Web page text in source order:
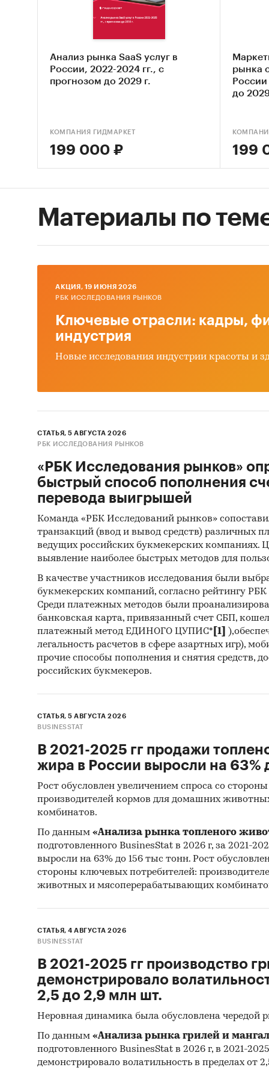
В
2020
В
B2G
АНО
Анализ рынка SaaS услуг в
России, 2022-2024 гг., с
прогнозом до 2029 г.
КОМПАНИЯ ГИДМАРКЕТ
199 000 ₽
рынка
до
199
Материалы по
AКЦИЯ, 19 ИЮНЯ 2026
РБК ИССЛЕДОВАНИЯ РЫНКОВ
Ключевые отрасли: кадры,
индустрия
Новые исследования индустрии красоты и
СТАТЬЯ, 5 АВГУСТА 2026
РБК ИССЛЕДОВАНИЯ РЫНКОВ
«РБК Исследования рынков»
быстрый способ пополнения
перевода выигрышей
Команда «РБК Исследований рынков»
транзакций (ввод и вывод средств) различных
ведущих российских букмекерских компаниях.
выявление наиболее быстрых методов для
В качестве участников исследования были
букмекерских компаний, согласно рейтингу
Среди платежных методов были
банковская карта, привязанный счет СБП,
платежный метод ЕДИНОГО ЦУПИС* [1]
легальность расчетов в сфере азартных игр),
прочие способы пополнения и снятия средств,
российских букмекеров.
СТАТЬЯ, 5 АВГУСТА 2026
BUSINESSTAT
В 2021-2025 гг продажи
жира в России выросли на 63%
Рост обусловлен увеличением спроса со
производителей кормов для домашних
комбинатов.
По данным «Анализа рынка топленого
подготовленного BusinesStat в 2026 г, за 2021-
выросли на 63% до 156 тыс тонн. Рост
стороны ключевых потребителей:
животных и мясоперерабатывающих
СТАТЬЯ, 4 АВГУСТА 2026
BUSINESSTAT
В 2021-2025 гг производство
демонстрировало
2,5 до 2,9 млн шт.
Неровная динамика была обусловлена чередой
По данным «Анализа рынка грилей и
подготовленного BusinesStat в 2026 г, в 2021-
демонстрировало волатильность в пределах от